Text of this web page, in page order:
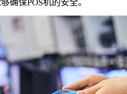
确保POS机的安全。